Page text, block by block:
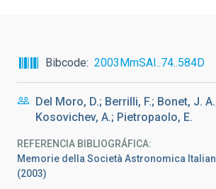
Bibcode 2003MmSAI..74..584D
Del Moro, D.; Berrilli, F.; Bonet, J.
Kosovichev, A.; Pietropaolo, E.
REFERENCIA BIBLIOGRÁFICA
Memorie della Società Astronomica
(2003)